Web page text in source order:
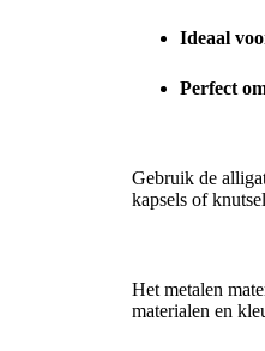
Ideaal
Perfect
Gebruik de
kapsels of
Het metalen
materialen en